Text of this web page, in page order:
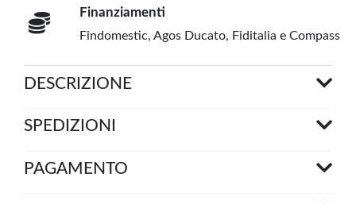
Finanziamenti
Findomestic, Agos Ducato, Fiditalia e Compass
DESCRIZIONE
SPEDIZIONI
PAGAMENTO